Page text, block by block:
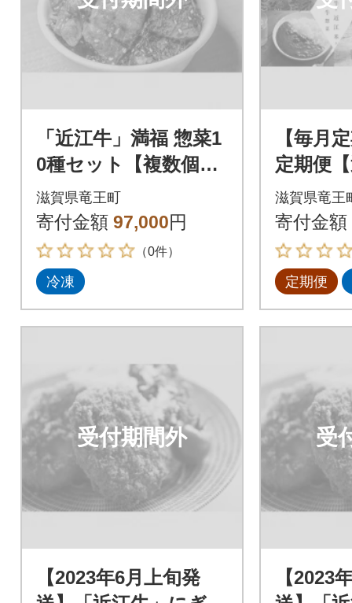
「近江牛」満福 惣菜1
0種セット【複数個口
で配送】
滋賀県竜王町
寄付金額 97,000円
（0件）
冷凍
【毎月
定期便
便】全5
滋賀県竜王
寄付金額
定期便
受付期間外
【2023年6月上旬発
受
【2023